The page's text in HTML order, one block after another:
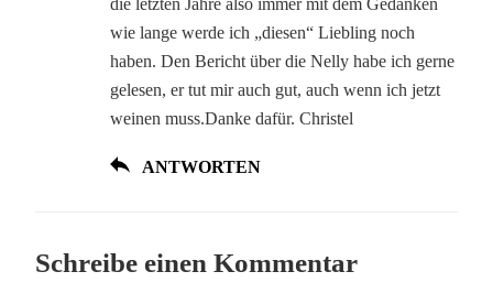
die letzten Jahre also immer mit dem Gedanken
wie lange werde ich „diesen“ Liebling noch
haben. Den Bericht über die Nelly habe ich gerne
gelesen, er tut mir auch gut, auch wenn ich jetzt
weinen muss.Danke dafür. Christel
ANTWORTEN
Schreibe einen Kommentar